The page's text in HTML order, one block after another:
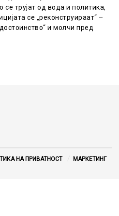
се трујат од вода и политика,
се „реконструираат“ –
и молчи пред
НА ПРИВАТНОСТ
МАРКЕТИНГ